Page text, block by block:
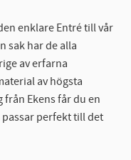
enklare Entré till vår
sak har de alla
av erfarna
av högsta
Ekens får du en
perfekt till det